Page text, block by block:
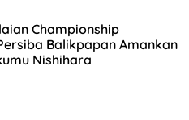
Championship
Balikpapan Amankan
Nishihara